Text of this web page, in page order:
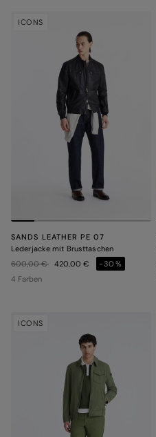
ICONS
SANDS LEATHER PE 07
Lederjacke mit Brusttaschen
Preis reduziert von
600,00 €auf420,00 €
-30%
4 Farben
ICONS